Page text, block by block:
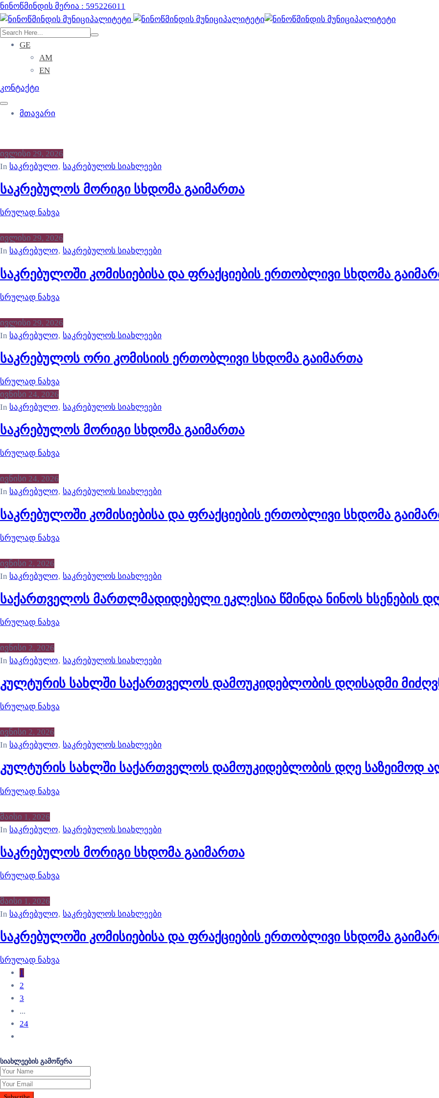
ნინოწმინდის მერია : 595226011
GE
AM
EN
კონტაქტი
მთავარი
ივლისი 29, 2026
In საკრებულო‚ საკრებულოს სიახლეები
საკრებულოს მორიგი სხდომა გაიმართა
სრულად ნახვა
ივლისი 29, 2026
In საკრებულო‚ საკრებულოს სიახლეები
საკრებულოში კომისიებისა და ფრაქციების ერთობლივი სხდომა
სრულად ნახვა
ივლისი 29, 2026
In საკრებულო‚ საკრებულოს სიახლეები
საკრებულოს ორი კომისიის ერთობლივი სხდომა გაიმართა
სრულად ნახვა
ივნისი 24, 2026
In საკრებულო‚ საკრებულოს სიახლეები
საკრებულოს მორიგი სხდომა გაიმართა
სრულად ნახვა
ივნისი 24, 2026
In საკრებულო‚ საკრებულოს სიახლეები
საკრებულოში კომისიებისა და ფრაქციების ერთობლივი სხდომა
სრულად ნახვა
ივნისი 2, 2026
In საკრებულო‚ საკრებულოს სიახლეები
საქართველოს მართლმადიდებელი ეკლესია წმინდა ნინოს ხსენების
სრულად ნახვა
ივნისი 2, 2026
In საკრებულო‚ საკრებულოს სიახლეები
კულტურის სახლში საქართველოს დამოუკიდებლობის დღისადმი
სრულად ნახვა
ივნისი 2, 2026
In საკრებულო‚ საკრებულოს სიახლეები
კულტურის სახლში საქართველოს დამოუკიდებლობის დღე საზეიმოდ
სრულად ნახვა
მაისი 1, 2026
In საკრებულო‚ საკრებულოს სიახლეები
საკრებულოს მორიგი სხდომა გაიმართა
სრულად ნახვა
მაისი 1, 2026
In საკრებულო‚ საკრებულოს სიახლეები
საკრებულოში კომისიებისა და ფრაქციების ერთობლივი სხდომა
სრულად ნახვა
1
2
3
...
24
სიახლეების გამოწერა
ვებ გვერდი მუშაობს სატესტო რეჟიმში კარგი!